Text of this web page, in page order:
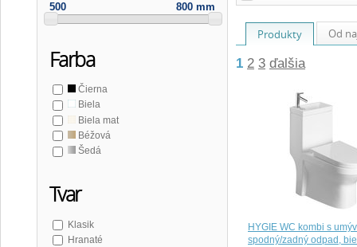
500 800 mm
Farba
Čierna
Biela
Biela mat
Béžová
Šedá
Tvar
Klasik
Hranaté
Produkty Od
1 2 3 ďalšia
HYGIE WC kombi s
spodný/zadný odpad,